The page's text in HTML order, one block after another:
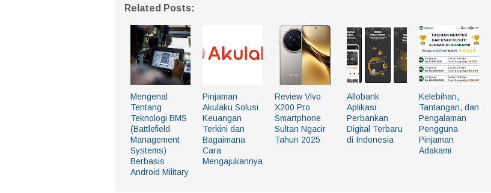
Related Posts:
Mengenal
Tentang
Teknologi BMS
(Battlefield
Management
Systems)
Berbasis
Android Military
Pinjaman
Akulaku Solusi
Keuangan
Terkini dan
Bagaimana
Cara
Mengajukannya
Review Vivo
X200 Pro
Smartphone
Sultan Ngacir
Tahun 2025
Allobank
Aplikasi
Perbankan
Digital Terbaru
di Indonesia
Kelebihan,
Tantangan, dan
Pengalaman
Pengguna
Pinjaman
Adakami